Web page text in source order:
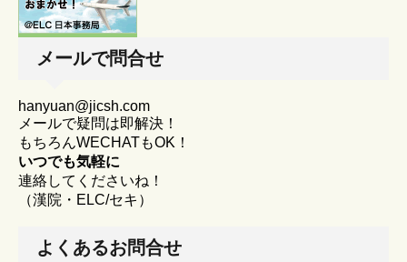
メールで問合せ
hanyuan@jicsh.com
メールで疑問は即解決！
もちろんWECHATもOK！
いつでも気軽に
連絡してくださいね！
（漢院・ELC/セキ）
よくあるお問合せ